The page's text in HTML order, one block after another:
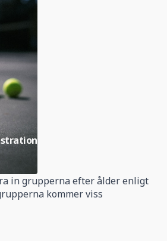
in grupperna efter ålder enligt
kommer viss